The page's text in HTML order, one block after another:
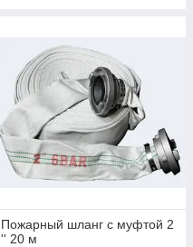
Пожарный шланг с муфтой 2
'' 20 м